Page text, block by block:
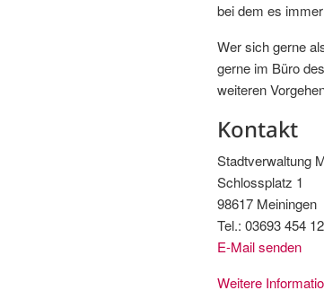
bei dem es
Wer sich gerne
gerne im Büro
weiteren
Kontakt
Stadtverwaltung
Schlossplatz 1
98617 Meiningen
Tel.: 03693 454
E-Mail senden
Weitere